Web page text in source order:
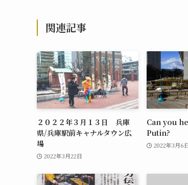
関連記事
２０２２年３月１３日 兵庫
県/兵庫駅前キャナルタウン広
場
2022年3月22日
Can you
Putin?
2022年3月6日